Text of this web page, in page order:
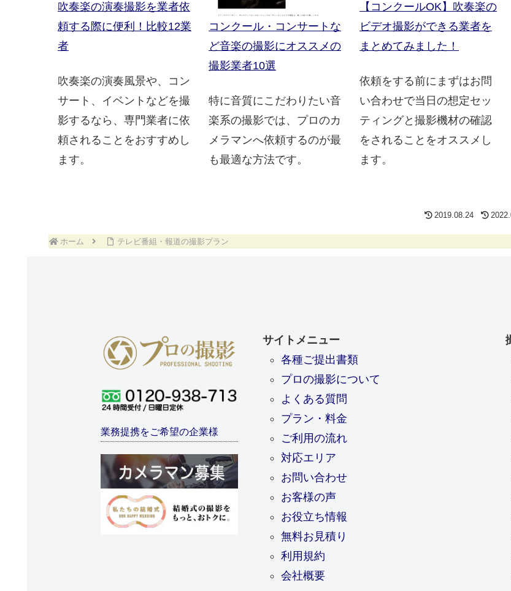
吹奏楽の演奏撮影を業者依
頼する際に便利！比較12業
者
吹奏楽の演奏風景や、コン
サート、イベントなどを撮
影するなら、専門業者に依
頼されることをおすすめし
ます。
コンクール・コンサートな
ど音楽の撮影にオススメの
撮影業者10選
特に音質にこだわりたい音
楽系の撮影では、プロのカ
メラマンへ依頼するのが最
も最適な方法です。
【コンクールOK】吹奏楽の
ビデオ撮影ができる業者を
まとめてみました！
依頼をする前にまずはお問
い合わせで当日の想定セッ
ティングと撮影機材の確認
をされることをオススメし
ます。
2019.08.24
ホーム テレビ番組・報道の撮影プラン
業務提携をご希望の企業様
サイトメニュー
各種ご提出書類
プロの撮影について
よくある質問
プラン・料金
ご利用の流れ
対応エリア
お問い合わせ
お客様の声
お役立ち情報
無料お見積り
利用規約
会社概要